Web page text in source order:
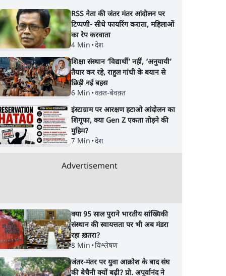
RSS नेता की जंतर मंतर आंदोलन पर
टिप्पणी- सीधे फायरिंग कराता, महिलाओं
का रेप करवाता
4 Min •देश
शिक्षा संस्थान ‘विद्यार्थी’ नहीं, ‘अनुयायी’
तैयार कर रहे, राहुल गांधी के बयान से
छिड़ी नई बहस
6 Min •वक़्त-बेवक़्त
इंस्टाग्राम पर आरक्षण हटाओ आंदोलन का
शिगूफा, क्या Gen Z एकता तोड़ने की
मुहिम?
7 Min •देश
Advertisement
क्या 95 साल पुराने भारतीय सांख्यिकी
संस्थान की स्वायत्तता पर भी अब मंडरा
रहा ख़तरा?
8 Min •विश्लेषण
जंतर-मंतर पर युवा आक्रोश के बाद संघ
की बेचैनी क्यों बढ़ी? प्रो. अपूर्वानंद ने